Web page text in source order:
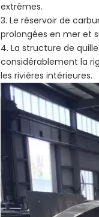
extrêmes.
3. Le réservoir de
prolongées en mer et
4. La structure de
considérablement la
les rivières intérieures.